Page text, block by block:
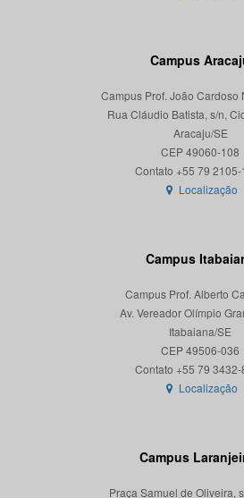
Campus
Campus Prof. João Cardoso
Rua Cláudio Batista, s/n,
Aracaju/SE
CEP 49060-108
Localização
Campus
Campus Prof. Alberto
Av. Vereador Olímpio
Itabaiana/SE
CEP 49506-036
Localização
Campus
Praça Samuel de Oliveira,